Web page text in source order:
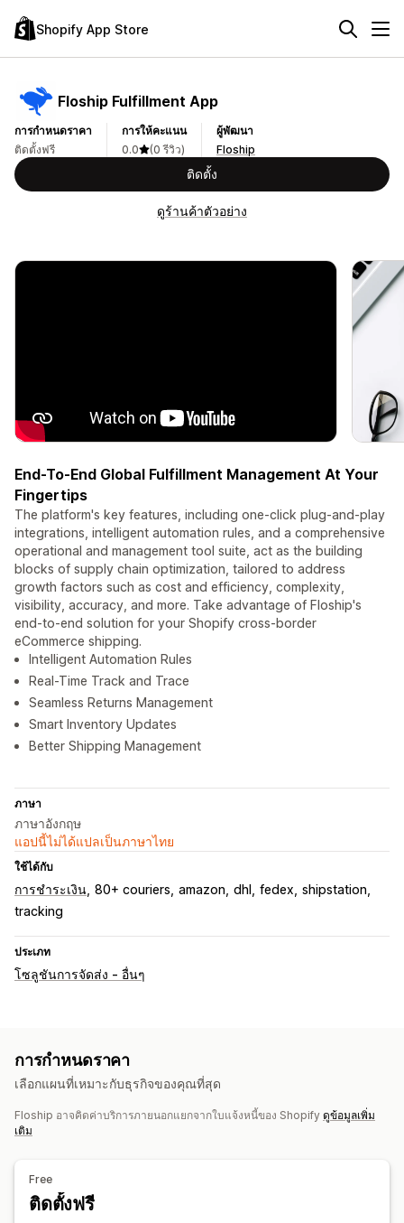
Shopify App Store
Floship Fulfillment App
การกำหนดราคา
ติดตั้งฟรี
การให้คะแนน
0.0
(0 รีวิว)
ผู้พัฒนา
Floship
ติดตั้ง
ดูร้านค้าตัวอย่าง
End-To-End Global Fulfillment Management At Your
Fingertips
The platform's key features, including one-click plug-and-play
integrations, intelligent automation rules, and a comprehensive
operational and management tool suite, act as the building
blocks of supply chain optimization, tailored to address
growth factors such as cost and efficiency, complexity,
visibility, accuracy, and more. Take advantage of Floship's
end-to-end solution for your Shopify cross-border
eCommerce shipping.
Intelligent Automation Rules
Real-Time Track and Trace
Seamless Returns Management
Smart Inventory Updates
Better Shipping Management
ภาษา
ภาษาอังกฤษ
แอปนี้ไม่ได้แปลเป็นภาษาไทย
ใช้ได้กับ
การชำระเงิน 80+ couriers amazon dhl fedex shipstation
tracking
ประเภท
โซลูชันการจัดส่ง - อื่นๆ
การกำหนดราคา
เลือกแผนที่เหมาะกับธุรกิจของคุณที่สุด
Floship อาจคิดค่าบริการภายนอกแยกจากใบแจ้งหนี้ของ Shopify ดูข้อมูลเพิ่ม
เติม
Free
ติดตั้งฟรี